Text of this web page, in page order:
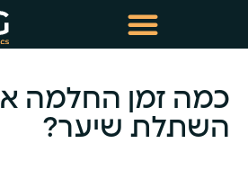
כמה זמן החלמה
השתלת שיער?